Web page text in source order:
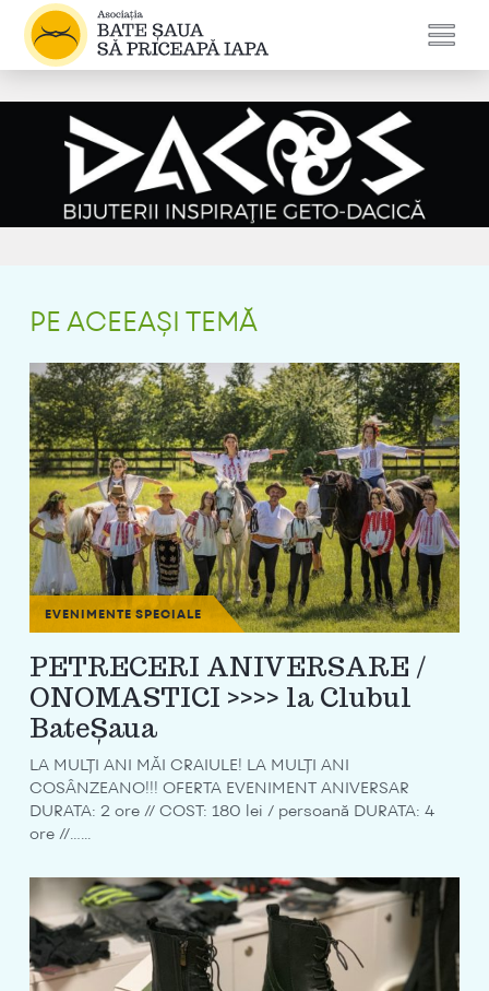
PE ACEEAȘI TEMĂ
EVENIMENTE SPECIALE
PETRECERI ANIVERSARE /
ONOMASTICI >>>> la Clubul
BateȘaua
LA MULȚI ANI MĂI CRAIULE! LA MULȚI ANI
COSÂNZEANO!!! OFERTA EVENIMENT ANIVERSAR
DURATA: 2 ore // COST: 180 lei / persoană DURATA: 4
ore //…...